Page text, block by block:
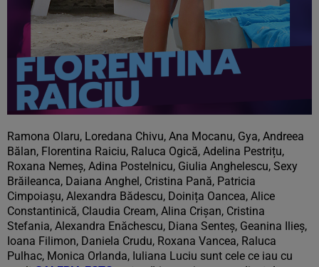
Ramona Olaru, Loredana Chivu, Ana Mocanu, Gya, Andreea
Bălan, Florentina Raiciu, Raluca Ogică, Adelina Pestrițu,
Roxana Nemeș, Adina Postelnicu, Giulia Anghelescu, Sexy
Brăileanca, Daiana Anghel, Cristina Pană, Patricia
Cimpoiașu, Alexandra Bădescu, Doinița Oancea, Alice
Constantinică, Claudia Cream, Alina Crișan, Cristina
Stefania, Alexandra Enăchescu, Diana Senteș, Geanina Ilieș,
Ioana Filimon, Daniela Crudu, Roxana Vancea, Raluca
Pulhac, Monica Orlanda, Iuliana Luciu sunt cele ce iau cu